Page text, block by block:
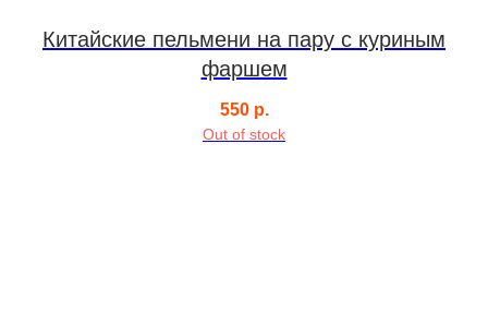
Китайские пельмени на пару с куриным
фаршем
550 р.
Out of stock